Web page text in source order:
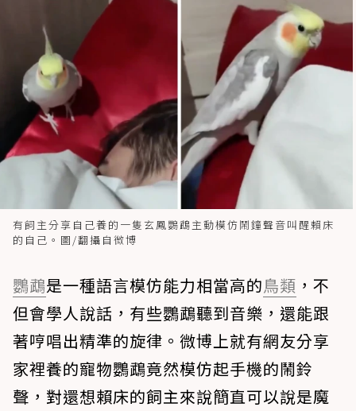
有飼主分享自己養的一隻玄鳳鸚鵡主動模仿鬧鐘聲音叫醒賴床
的自己。圖/翻攝自微博
鸚鵡是一種語言模仿能力相當高的鳥類 ，不
但會學人說話，有些鸚鵡聽到音樂，還能跟
著哼唱出精準的旋律。微博上就有網友分享
家裡養的寵物鸚鵡竟然模仿起手機的鬧鈴
聲，對還想賴床的飼主來說簡直可以說是魔